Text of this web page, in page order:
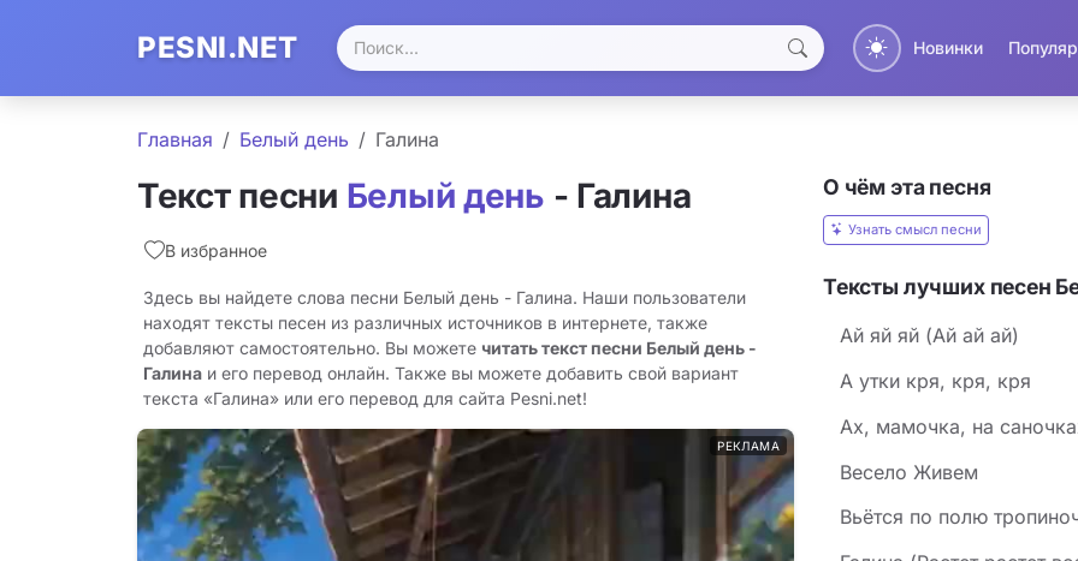
PESNI.NET Новинки
Главная Белый день Галина
Текст песни Белый день - Галина
В избранное
Здесь вы найдете слова песни Белый день - Галина. Наши пользователи
находят тексты песен из различных источников в интернете, также
добавляют самостоятельно. Вы можете читать текст песни Белый день -
Галина и его перевод онлайн. Также вы можете добавить свой вариант
текста «Галина» или его перевод для сайта Pesni.net!
РЕКЛАМА
О чём эта песня
Узнать смысл песни
Тексты лучших песен
Ай яй яй (Ай ай ай)
А утки кря, кря, кря
Ах, мамочка, на
Весело Живем
Вьётся по полю